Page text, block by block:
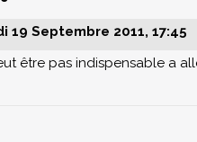
19 Septembre 2011, 17:45
être pas indispensable a